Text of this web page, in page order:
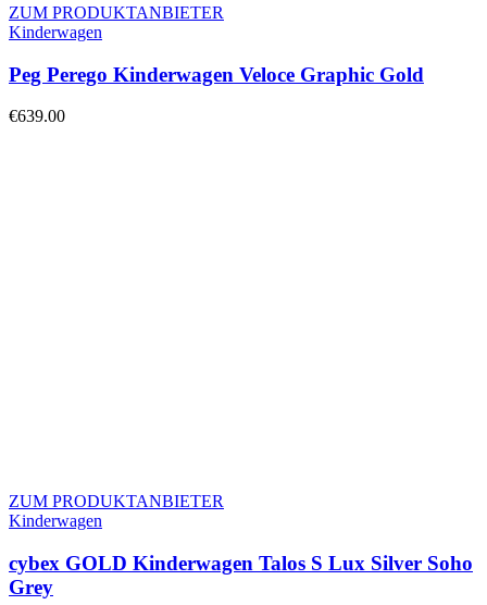
ZUM PRODUKTANBIETER
Kinderwagen
Peg Perego Kinderwagen Veloce Graphic Gold
€639.00
ZUM PRODUKTANBIETER
Kinderwagen
cybex GOLD Kinderwagen Talos S Lux Silver Soho
Grey